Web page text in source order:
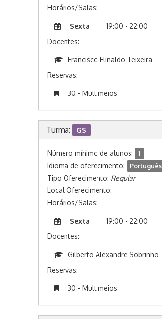
Horários/Salas:
Sexta
19:00 - 22:00
Docentes:
Francisco Elinaldo Teixeira
Reservas:
30 - Multimeios
Turma: GS
Número mínimo de alunos: 1
Idioma de oferecimento: Português
Tipo Oferecimento: Regular
Local Oferecimento:
Horários/Salas:
Sexta
19:00 - 22:00
Docentes:
Gilberto Alexandre Sobrinho
Reservas:
30 - Multimeios